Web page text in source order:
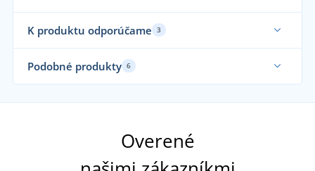
K produktu odporúčame 3
Podobné produkty 6
Overené